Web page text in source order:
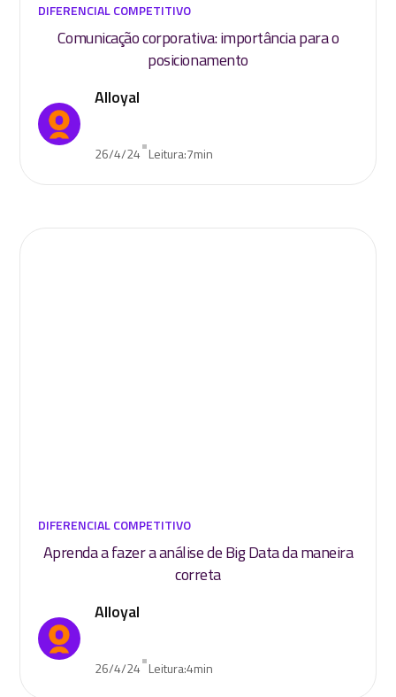
DIFERENCIAL COMPETITIVO
Comunicação corporativa: importância para o
posicionamento
Alloyal
26/4/24•Leitura:7min
DIFERENCIAL COMPETITIVO
Aprenda a fazer a análise de Big Data da maneira
correta
Alloyal
26/4/24•Leitura:4min